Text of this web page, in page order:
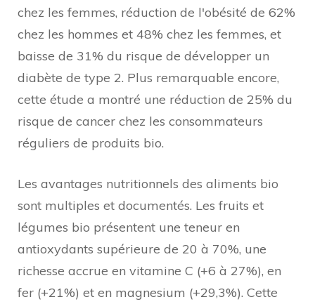
chez les femmes, réduction de l'obésité de 62%
chez les hommes et 48% chez les femmes, et
baisse de 31% du risque de développer un
diabète de type 2. Plus remarquable encore,
cette étude a montré une réduction de 25% du
risque de cancer chez les consommateurs
réguliers de produits bio.
Les avantages nutritionnels des aliments bio
sont multiples et documentés. Les fruits et
légumes bio présentent une teneur en
antioxydants supérieure de 20 à 70%, une
richesse accrue en vitamine C (+6 à 27%), en
fer (+21%) et en magnesium (+29,3%). Cette